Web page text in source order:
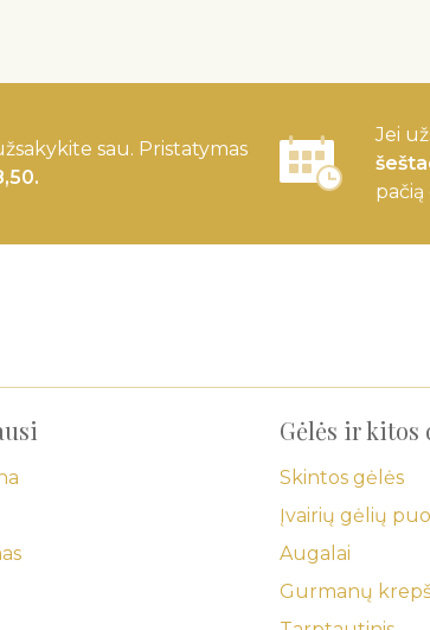
sau. Pristatymas
Jei
pačią
Gėlės ir kitos
Skintos gėlės
Įvairių gėlių
Augalai
Gurmanų